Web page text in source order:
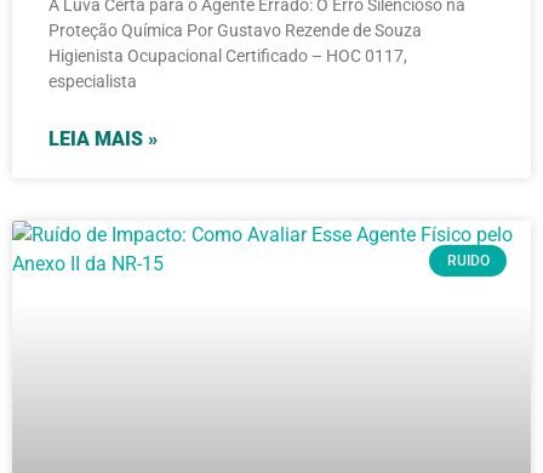
A Luva Certa para o Agente Errado: O Erro Silencioso na
Proteção Química Por Gustavo Rezende de Souza
Higienista Ocupacional Certificado – HOC 0117,
especialista
LEIA MAIS »
RUIDO